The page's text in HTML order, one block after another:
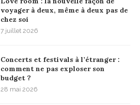
voyager à deux, même à deux pas de
chez soi
7 juillet 2026
Concerts et festivals à l’étranger :
comment ne pas exploser son
budget ?
28 mai 2026